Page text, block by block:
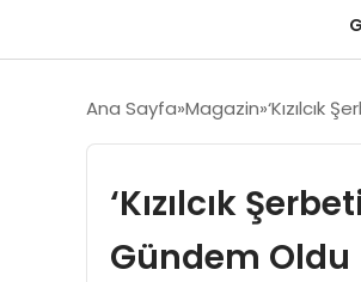
Ana Sayfa Magazin ‘Kızılcık
‘Kızılcık
Gündem Oldu